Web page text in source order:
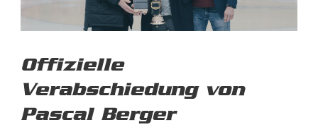
Offizielle
Verabschiedung von
Pascal Berger